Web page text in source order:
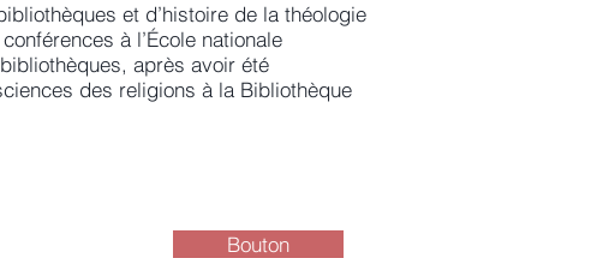
et d’histoire de la théologie
à l’École nationale
après avoir été
des religions à la Bibliothèque
Bouton